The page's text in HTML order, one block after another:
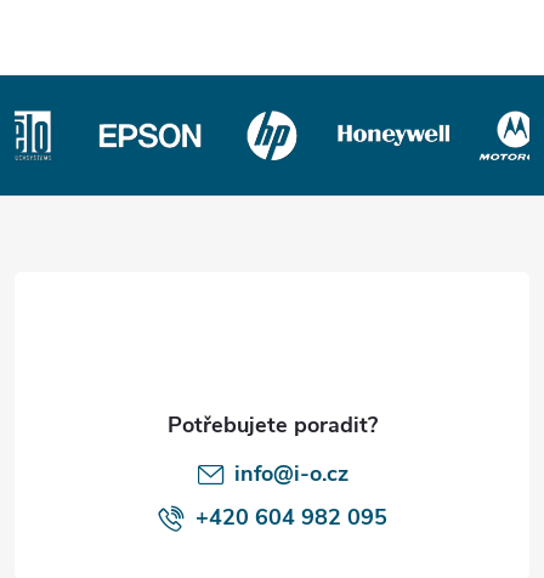
Z
info@i-o.cz
+420 604 982 095